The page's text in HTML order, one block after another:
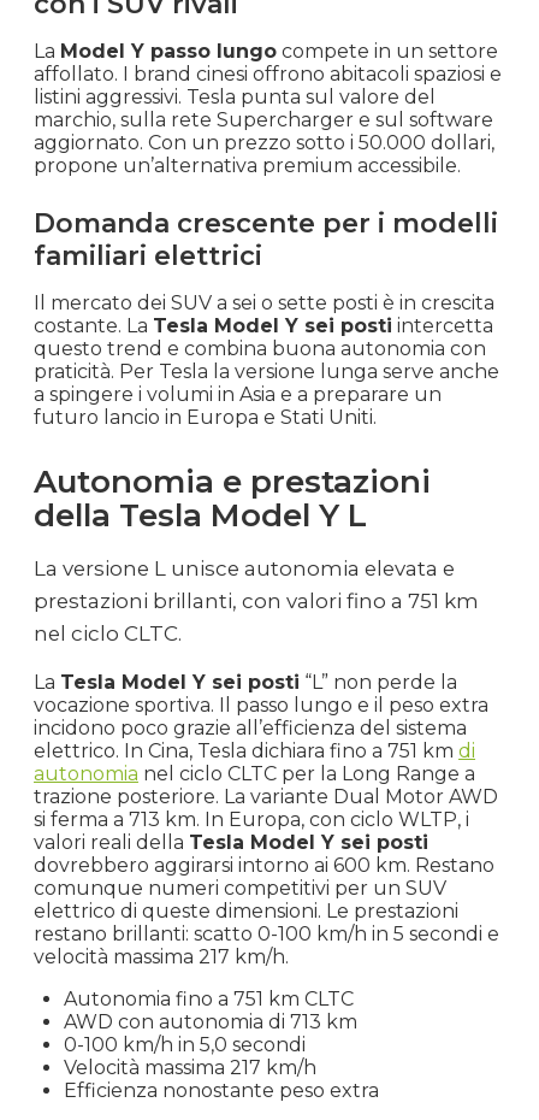
La Model Y passo lungo compete in un settore
affollato. I brand cinesi offrono abitacoli spaziosi e
listini aggressivi. Tesla punta sul valore del
marchio, sulla rete Supercharger e sul software
aggiornato. Con un prezzo sotto i 50.000 dollari,
propone un’alternativa premium accessibile.
Domanda crescente per i modelli
familiari elettrici
Il mercato dei SUV a sei o sette posti è in crescita
costante. La Tesla Model Y sei posti intercetta
questo trend e combina buona autonomia con
praticità. Per Tesla la versione lunga serve anche
a spingere i volumi in Asia e a preparare un
futuro lancio in Europa e Stati Uniti.
Autonomia e prestazioni
della Tesla Model Y L
La versione L unisce autonomia elevata e
prestazioni brillanti, con valori fino a 751 km
nel ciclo CLTC.
La Tesla Model Y sei posti “L” non perde la
vocazione sportiva. Il passo lungo e il peso extra
incidono poco grazie all’efficienza del sistema
elettrico. In Cina, Tesla dichiara fino a 751 km di
autonomia nel ciclo CLTC per la Long Range a
trazione posteriore. La variante Dual Motor AWD
si ferma a 713 km. In Europa, con ciclo WLTP, i
valori reali della Tesla Model Y sei posti
dovrebbero aggirarsi intorno ai 600 km. Restano
comunque numeri competitivi per un SUV
elettrico di queste dimensioni. Le prestazioni
restano brillanti: scatto 0-100 km/h in 5 secondi e
velocità massima 217 km/h.
Autonomia fino a 751 km CLTC
AWD con autonomia di 713 km
0-100 km/h in 5,0 secondi
Velocità massima 217 km/h
Efficienza nonostante peso extra